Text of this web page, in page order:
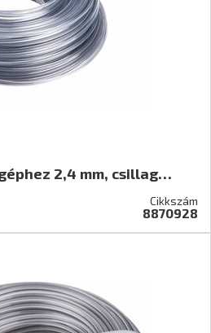
2,4 mm, csillag…
Cikkszám
8870928